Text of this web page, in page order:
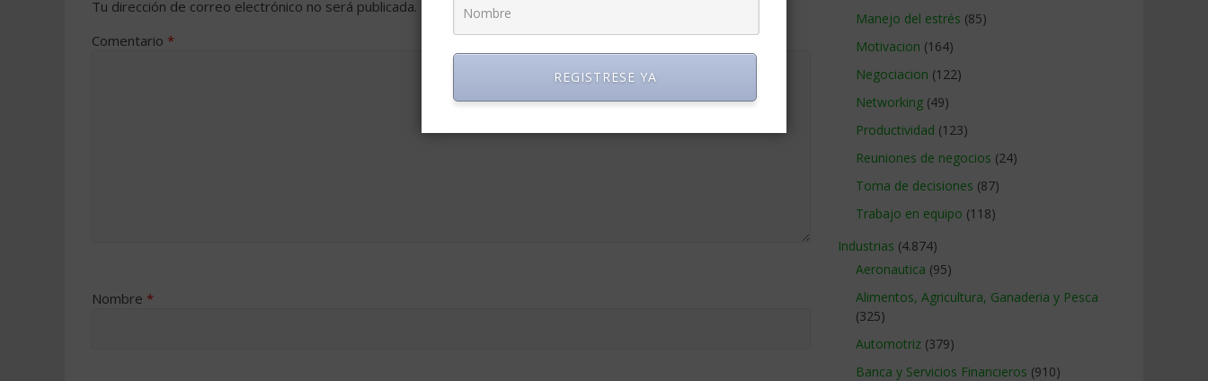
Tu dirección de correo electrónico no será publicada. Los campos obligatorios están marcados con
Comentario *
Nombre *
Manejo del estrés (85)
Motivacion (164)
Negociacion (122)
Networking (49)
Productividad (123)
Reuniones de negocios (24)
Toma de decisiones (87)
Trabajo en equipo (118)
Industrias (4.874)
Aeronautica (95)
Alimentos, Agricultura, Ganaderia y Pesca
(325)
Automotriz (379)
Banca y Servicios Financieros (910)
REGISTRESE YA